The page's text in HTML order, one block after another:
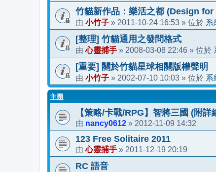
竹貓新作品：樂活之都 (Design
由 小竹子 » 2011-10-24 16:53 » 位於 系
[整理] 竹貓通用之發問格式
由心靈捕手 » 2008-03-08 22:46 » 位於
[重要] 關於竹貓星球相關版權聲明
由 小竹子 » 2002-07-10 10:03 » 位於 系
主題
【策略/卡戰/RPG】智將三國 (附詳
由 nancy0612 » 2012-11-09 14:32
123 Free Solitaire 2011
由心靈捕手 » 2011-12-19 20:19
RC 語音